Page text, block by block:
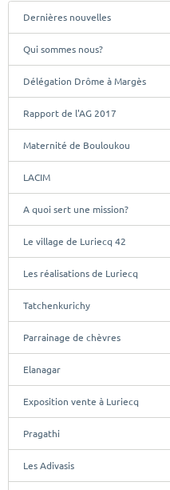
Dernières nouvelles
Qui sommes nous?
Délégation Drôme à Margès
Rapport de l'AG 2017
Maternité de Bouloukou
LACIM
A quoi sert une mission?
Le village de Luriecq 42
Les réalisations de Luriecq
Tatchenkurichy
Parrainage de chèvres
Elanagar
Exposition vente à Luriecq
Pragathi
Les Adivasis